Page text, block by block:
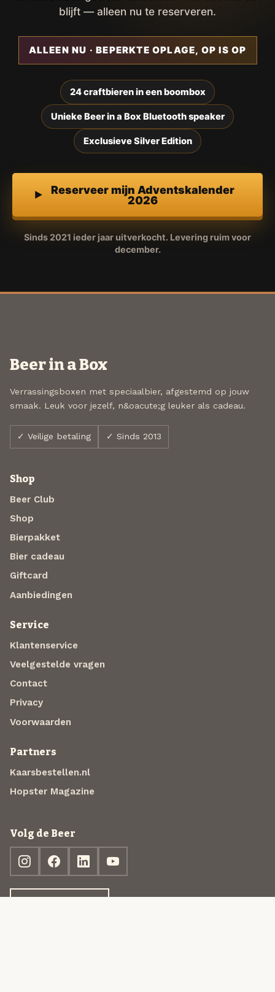
blijft — alleen nu te reserveren.
ALLEEN NU · BEPERKTE OPLAGE, OP IS OP
24 craftbieren in een boombox
Unieke Beer in a Box Bluetooth speaker
Exclusieve Silver Edition
Reserveer mijn Adventskalender
2026
Sinds 2021 ieder jaar uitverkocht. Levering ruim voor
december.
Beer in a Box
Verrassingsboxen met speciaalbier, afgestemd op jouw
smaak. Leuk voor jezelf, n&oacute;g leuker als cadeau.
✓ Veilige betaling ✓ Sinds 2013
Shop
Beer Club
Shop
Bierpakket
Bier cadeau
Giftcard
Aanbiedingen
Service
Klantenservice
Veelgestelde vragen
Contact
Privacy
Voorwaarden
Partners
Kaarsbestellen.nl
Hopster Magazine
Volg de Beer